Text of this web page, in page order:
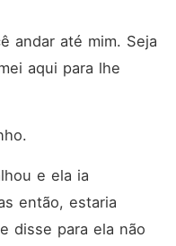
andar até mim. Seja
aqui para lhe
e ela ia
então, estaria
disse para ela não